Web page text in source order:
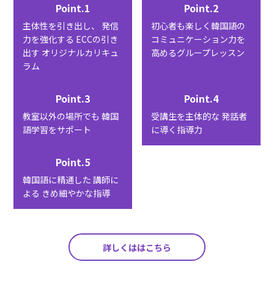
Point.1
主体性を引き出し、
発信
力を強化する ECCの引き
出す オリジナルカリキュ
ラム
Point.2
初心者も楽しく韓国語の
コミュニケーション力を
高めるグループレッスン
Point.3
教室以外の場所でも 韓国
語学習をサポート
Point.4
受講生を主体的な 発話者
に導く指導力
Point.5
韓国語に精通した 講師に
よる きめ細やかな指導
詳しくははこちら